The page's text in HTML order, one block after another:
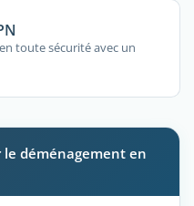
toute sécurité avec un
le déménagement en